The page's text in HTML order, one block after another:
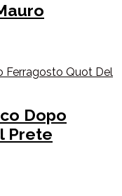
Dopo
Prete